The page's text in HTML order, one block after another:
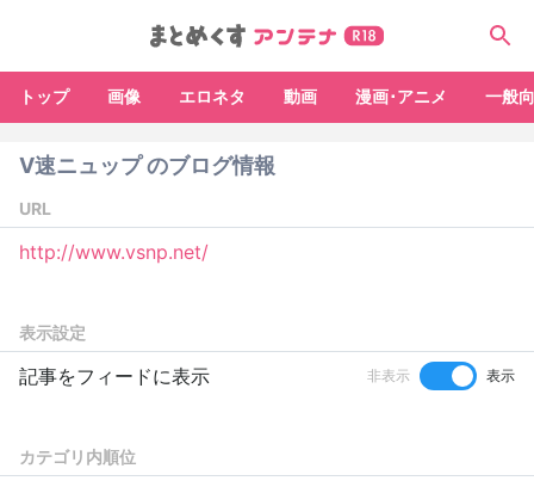
トップ 画像 エロネタ 動画 漫画･アニメ 一般
V速ニュップ のブログ情報
URL
http://www.vsnp.net/
表示設定
記事をフィードに表示 非表示 表示
カテゴリ内順位